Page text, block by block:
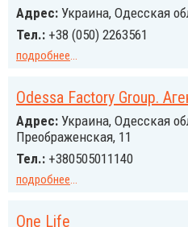
Адрес: Украина, Одесская
Тел.: +38 (050) 2263561
подробнее...
Odessa Factory Group.
Адрес: Украина, Одесская
Преображенская, 11
Тел.: +380505011140
подробнее...
One Life